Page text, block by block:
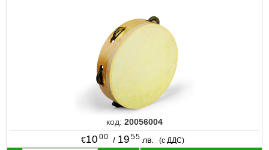
код: 20056004
€10 00 / 19 55 лв. (с ДДС)